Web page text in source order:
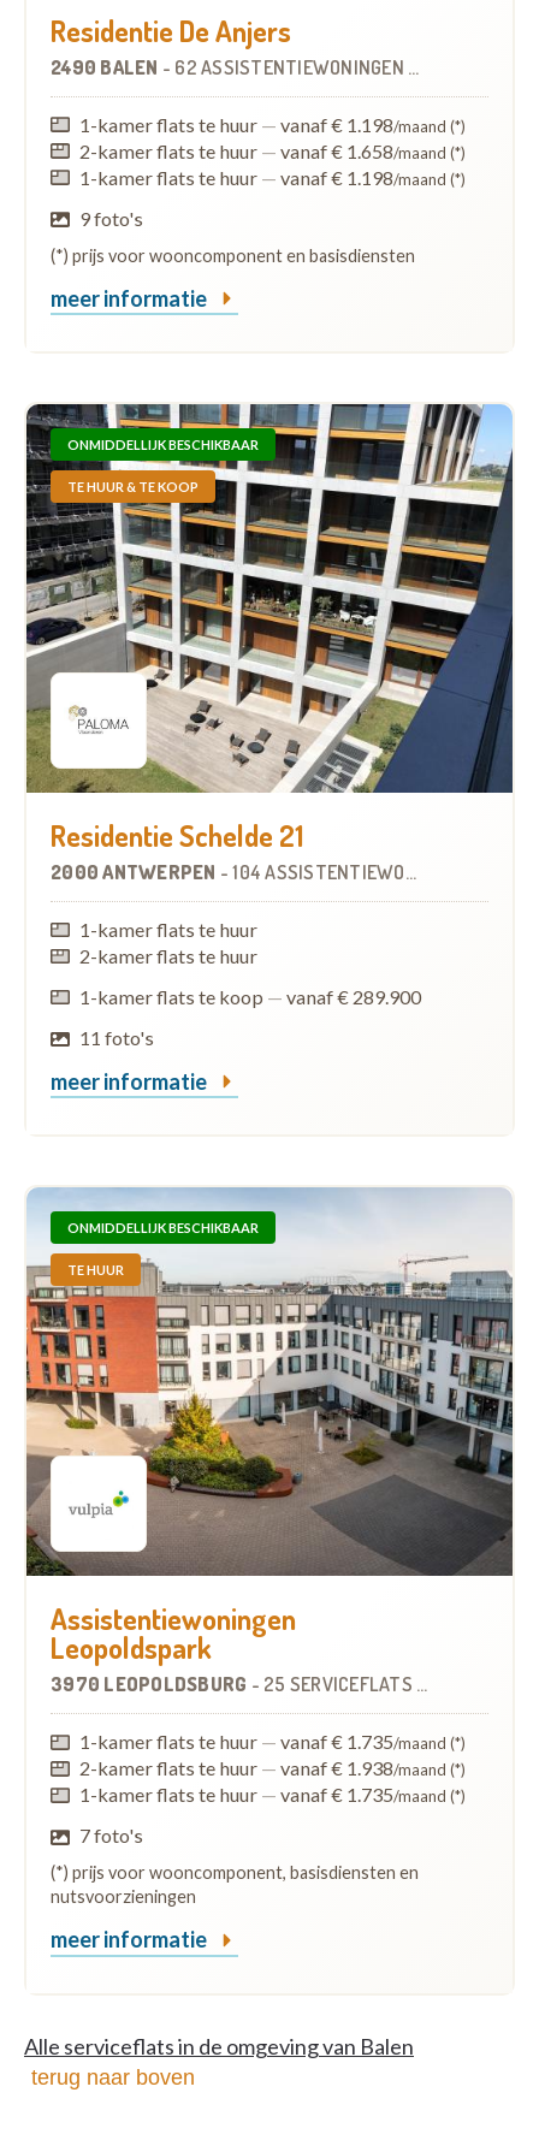
Residentie De Anjers
2490 BALEN - 62 ASSISTENTIEWONINGEN OP
1-kamer flats te huur — vanaf € 1.198/maand (*)
2-kamer flats te huur — vanaf € 1.658/maand (*)
1-kamer flats te huur — vanaf € 1.198/maand (*)
9 foto's
(*) prijs voor wooncomponent en basisdiensten
meer informatie
ONMIDDELLIJK BESCHIKBAAR
TE HUUR & TE KOOP
Residentie Schelde 21
2000 ANTWERPEN -104 ASSISTENTIEWONINGEN
1-kamer flats te huur
2-kamer flats te huur
1-kamer flats te koop — vanaf € 289.900
11 foto's
meer informatie
ONMIDDELLIJK BESCHIKBAAR
TE HUUR
Assistentiewoningen
Leopoldspark
3970 LEOPOLDSBURG - 25 SERVICEFLATS OP
1-kamer flats te huur — vanaf € 1.735/maand (*)
2-kamer flats te huur — vanaf € 1.938/maand (*)
1-kamer flats te huur — vanaf € 1.735/maand (*)
7 foto's
(*) prijs voor wooncomponent, basisdiensten en
nutsvoorzieningen
meer informatie
Alle serviceflats in de omgeving van Balen
terug naar boven